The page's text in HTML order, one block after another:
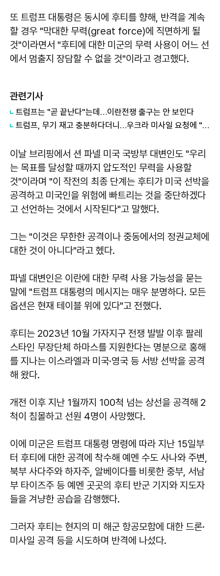
또 트럼프 대통령은 동시에 후티를 향해, 반격을 계속
할 경우 "막대한 무력(great force)에 직면하게 될
것"이라면서 "후티에 대한 미군의 무력 사용이 어느 선
에서 멈출지 장담할 수 없을 것"이라고 경고했다.
관련기사
트럼프는 "곧 끝난다"는데…이란전쟁 출구는 안 보인다
트럼프, 무기 재고 충분하다더니…우크라 미사일 요청에 "우리도 필요"
이날 브리핑에서 션 파넬 미국 국방부 대변인도 "우리
는 목표를 달성할 때까지 압도적인 무력을 사용할
것"이라며 "이 작전의 최종 단계는 후티가 미국 선박을
공격하고 미국인을 위험에 빠트리는 것을 중단하겠다
고 선언하는 것에서 시작된다"고 말했다.
그는 "이것은 무한한 공격이나 중동에서의 정권교체에
대한 것이 아니다"라고 헸다.
파넬 대변인은 이란에 대한 무력 사용 가능성을 묻는
말에 "트럼프 대통령의 메시지는 매우 분명하다. 모든
옵션은 현재 테이블 위에 있다"고 전했다.
후티는 2023년 10월 가자지구 전쟁 발발 이후 팔레
스타인 무장단체 하마스를 지원한다는 명분으로 홍해
를 지나는 이스라엘과 미국·영국 등 서방 선박을 공격
해 왔다.
개전 이후 지난 1월까지 100척 넘는 상선을 공격해 2
척이 침몰하고 선원 4명이 사망했다.
이에 미군은 트럼프 대통령 명령에 따라 지난 15일부
터 후티에 대한 공격에 착수해 예멘 수도 사나와 주변,
북부 사다주와 하자주, 알베이다를 비롯한 중부, 서남
부 타이즈주 등 예멘 곳곳의 후티 반군 기지와 지도자
들을 겨냥한 공습을 감행했다.
그러자 후티는 현지의 미 해군 항공모함에 대한 드론·
미사일 공격 등을 시도하며 반격에 나섰다.